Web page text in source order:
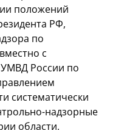
положений
РФ,
по
с
России по
систематически
надзорные
области.